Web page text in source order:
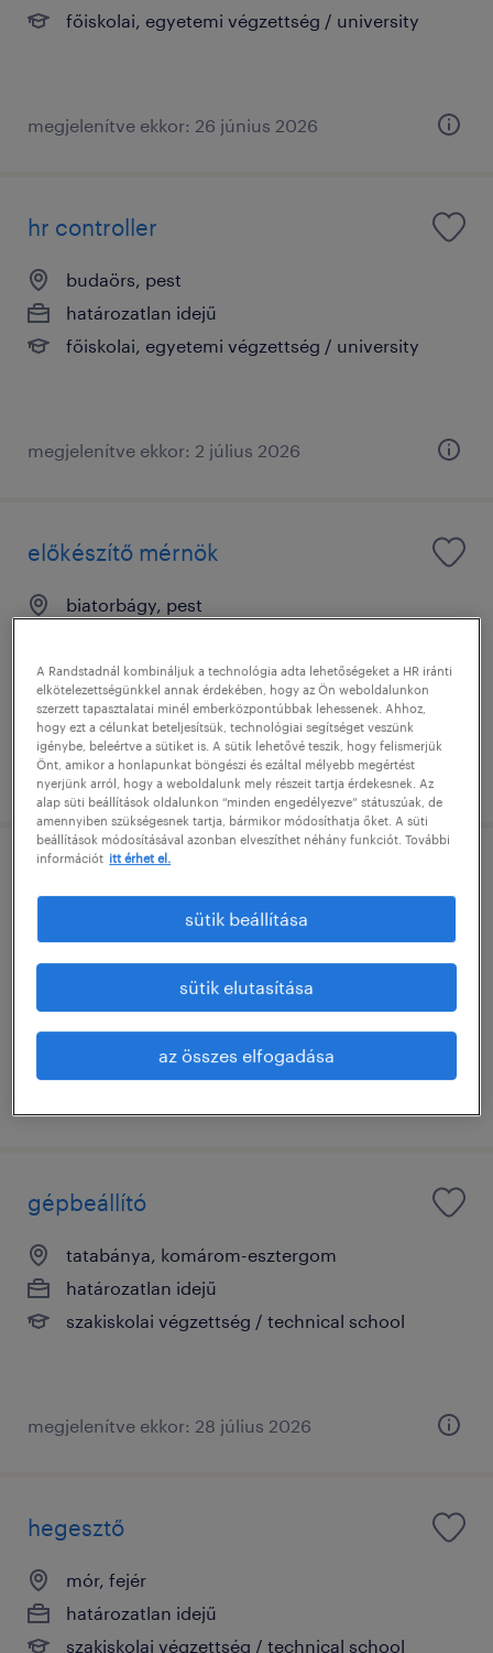
főiskolai, egyetemi végzettség / university
megjelenítve ekkor: 26 június 2026
hr controller
budaörs, pest
határozatlan idejű
főiskolai, egyetemi végzettség / university
megjelenítve ekkor: 2 július 2026
előkészítő mérnök
biatorbágy, pest
főiskolai, egyetemi végzettség / university
megjelenítve ekkor: 16 július 2026
balatonfűzfő, veszprém
határozatlan idejű
szakiskolai végzettség / technical school
gépbeállító
tatabánya, komárom-esztergom
határozatlan idejű
szakiskolai végzettség / technical school
megjelenítve ekkor: 28 július 2026
hegesztő
mór, fejér
határozatlan idejű
szakiskolai végzettség / technical school
A Randstadnál kombináljuk a technológia adta lehetőségeket a HR iránti
elkötelezettségünkkel annak érdekében, hogy az Ön weboldalunkon
szerzett tapasztalatai minél emberközpontúbbak lehessenek. Ahhoz,
hogy ezt a célunkat beteljesítsük, technológiai segítséget veszünk
igénybe, beleértve a sütiket is. A sütik lehetővé teszik, hogy felismerjük
Önt, amikor a honlapunkat böngészi és ezáltal mélyebb megértést
nyerjünk arról, hogy a weboldalunk mely részeit tartja érdekesnek. Az
alap süti beállítások oldalunkon “minden engedélyezve” státuszúak, de
amennyiben szükségesnek tartja, bármikor módosíthatja őket. A süti
beállítások módosításával azonban elveszíthet néhány funkciót. További
információt itt érhet el.
sütik beállítása
sütik elutasítása
az összes elfogadása